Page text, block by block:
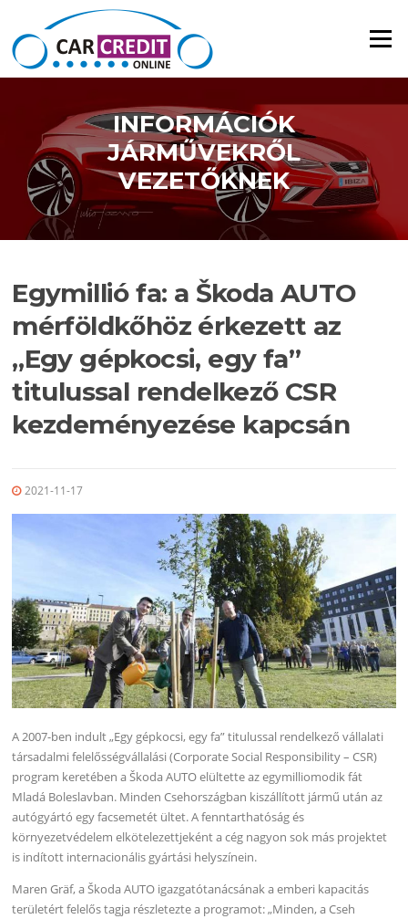
Ugrás a tartalomra
Menü
INFORMÁCIÓK
JÁRMŰVEKRŐL
VEZETŐKNEK
Egymillió fa: a Škoda AUTO
mérföldkőhöz érkezett az
„Egy gépkocsi, egy fa”
titulussal rendelkező CSR
kezdeményezése kapcsán
2021-11-17
A 2007-ben indult „Egy gépkocsi, egy fa” titulussal rendelkező vállalati
társadalmi felelősségvállalási (Corporate Social Responsibility – CSR)
program keretében a Škoda AUTO elültette az egymilliomodik fát
Mladá Boleslavban. Minden Csehországban kiszállított jármű után az
autógyártó egy facsemetét ültet. A fenntarthatóság és
környezetvédelem elkötelezettjeként a cég nagyon sok más projektet
is indított internacionális gyártási helyszínein.
Maren Gräf, a Škoda AUTO igazgatótanácsának a emberi kapacitás
területért felelős tagja részletezte a programot: „Minden, a Cseh